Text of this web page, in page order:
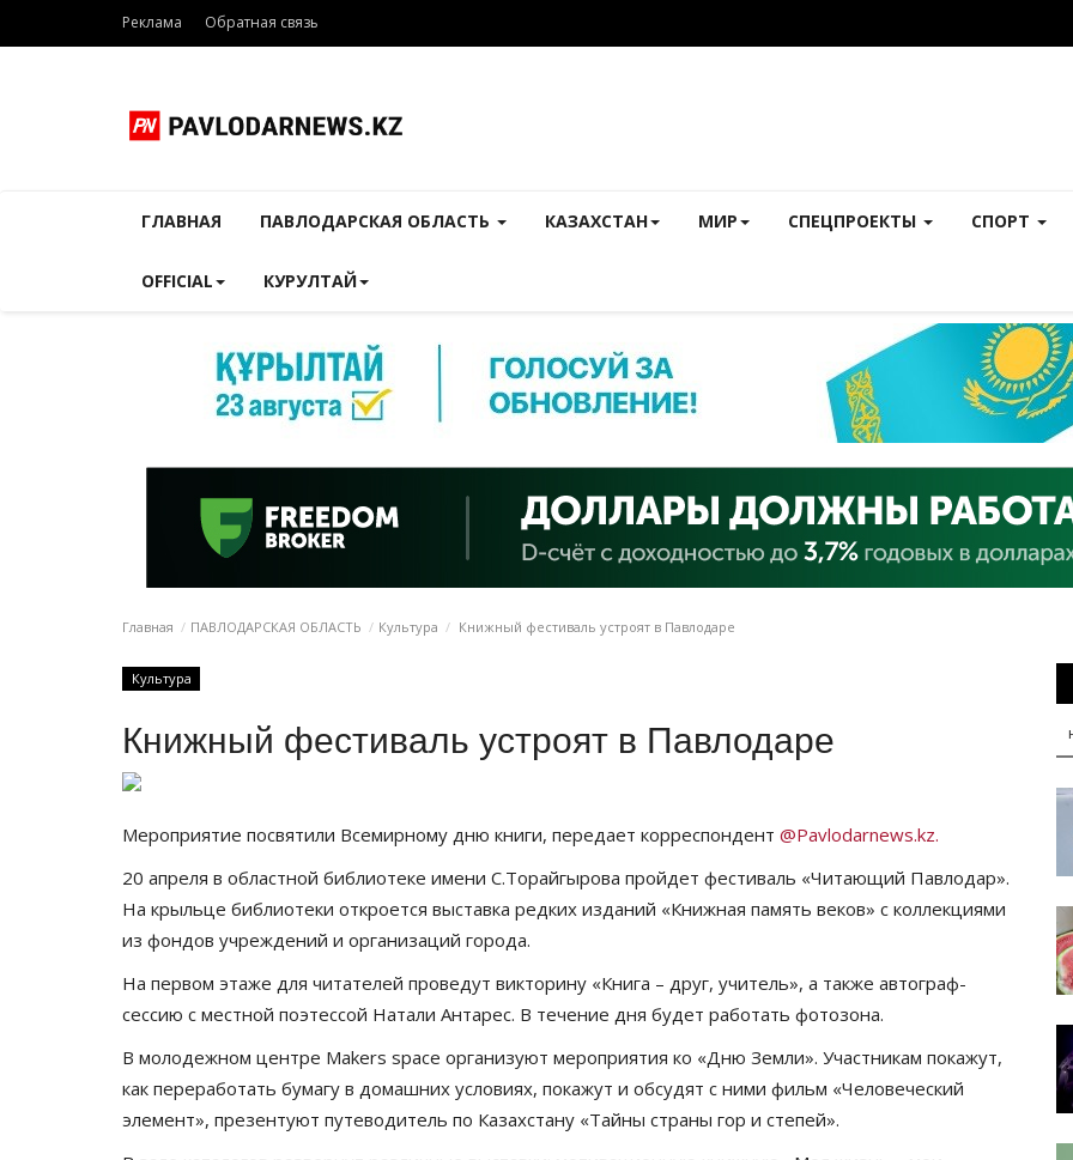
Реклама Обратная связь
ГЛАВНАЯ ПАВЛОДАРСКАЯ ОБЛАСТЬ КАЗАХСТАН МИР СПЕЦПРОЕКТЫ СПОРТ
OFFICIAL КУРУЛТАЙ
Главная ПАВЛОДАРСКАЯ ОБЛАСТЬ Культура Книжный фестиваль устроят в Павлодаре
Культура
Книжный фестиваль устроят в Павлодаре
Мероприятие посвятили Всемирному дню книги, передает корреспондент @Pavlodarnews.kz.
20 апреля в областной библиотеке имени С.Торайгырова пройдет фестиваль «Читающий Павлодар».
На крыльце библиотеки откроется выставка редких изданий «Книжная память веков» с коллекциями
из фондов учреждений и организаций города.
На первом этаже для читателей проведут викторину «Книга – друг, учитель», а также автограф-
сессию с местной поэтессой Натали Антарес. В течение дня будет работать фотозона.
В молодежном центре Makers space организуют мероприятия ко «Дню Земли». Участникам покажут,
как переработать бумагу в домашних условиях, покажут и обсудят с ними фильм «Человеческий
элемент», презентуют путеводитель по Казахстану «Тайны страны гор и степей».